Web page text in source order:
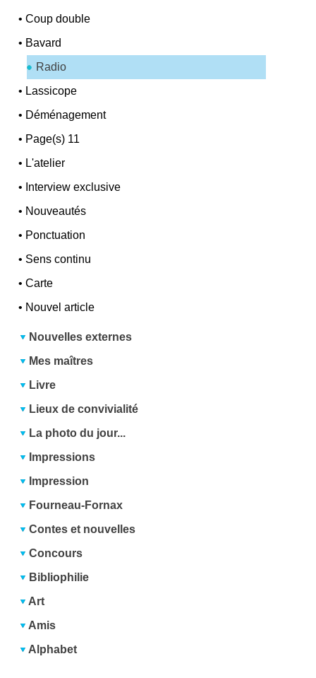
•Coup double
• Bavard
Radio
• Lassicope
• Déménagement
• Page(s) 11
• L'atelier
• Interview exclusive
• Nouveautés
• Ponctuation
• Sens continu
•Carte
• Nouvel article
Nouvelles externes
Mes maîtres
Livre
Lieux de convivialité
La photo du jour...
Impressions
Impression
Fourneau-Fornax
Contes et nouvelles
Concours
Bibliophilie
Art
Amis
Alphabet